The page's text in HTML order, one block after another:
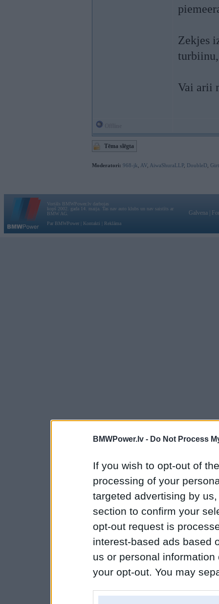
BMWPower.lv - Do Not Process
If you wish to opt-out of
processing of your
targeted advertising by
section to confirm your
opt-out request is
interest-based ads based
us or personal
your opt-out. You may
Zekjes
Vai arii
Tēma slēgta
Moderatori: 968-jk AV AiwaShuraLLP, DoubleD
Vortāls BMWPower.lv darbojas
kopš 2002. gada 14. maija. Tas nav auto klubs un nav saistīts ar
BMW AG.
Par BMWPower
Kontakti Reklāma
Galvena